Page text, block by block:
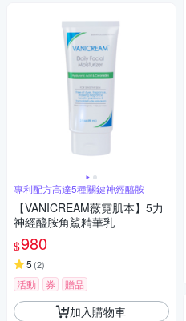
專利配方高達5種關鍵神經醯胺
【VANICREAM薇霓肌本】5力
神經醯胺角鯊精華乳
$980
5 (2)
活動 券 贈品
加入購物車